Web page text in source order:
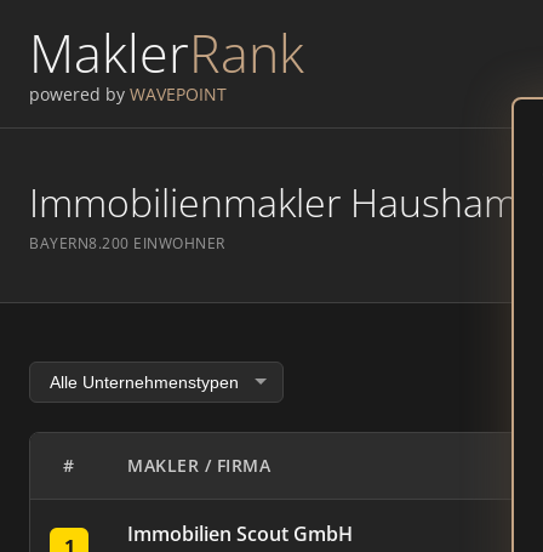
MaklerRank
powered by WAVEPOINT
Immobilienmakler Hausham
BAYERN8.200 EINWOHNER
# MAKLER / FIRMA
1 Immobilien Scout GmbH